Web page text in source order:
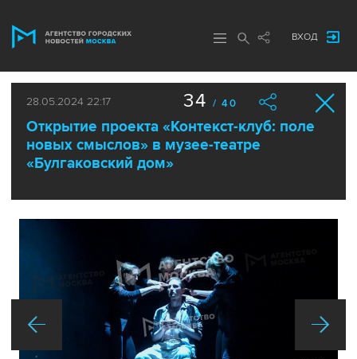
ВХОД
28.05.2024 22:17
Открытие проекта «Контекст-клуб: поле
новых смыслов» в музее-театре
«Булгаковский дом»
34 / 40